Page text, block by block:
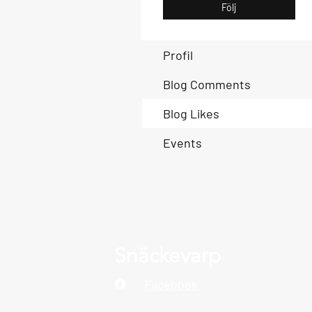
Följ
Profil
Blog Comments
Blog Likes
Events